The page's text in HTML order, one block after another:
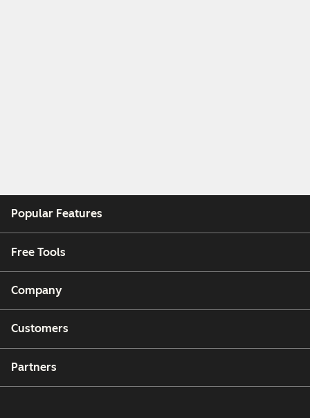
Popular Features
Free Tools
Company
Customers
Partners